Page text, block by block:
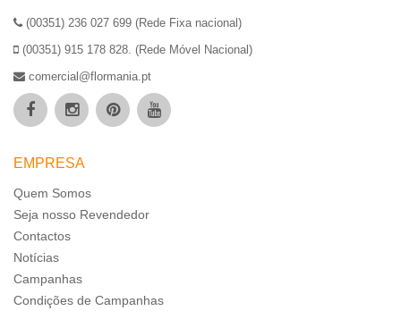
(00351) 236 027 699 (Rede Fixa nacional)
(00351) 915 178 828. (Rede Móvel Nacional)
comercial@flormania.pt
EMPRESA
Quem Somos
Seja nosso Revendedor
Contactos
Notícias
Campanhas
Condições de Campanhas